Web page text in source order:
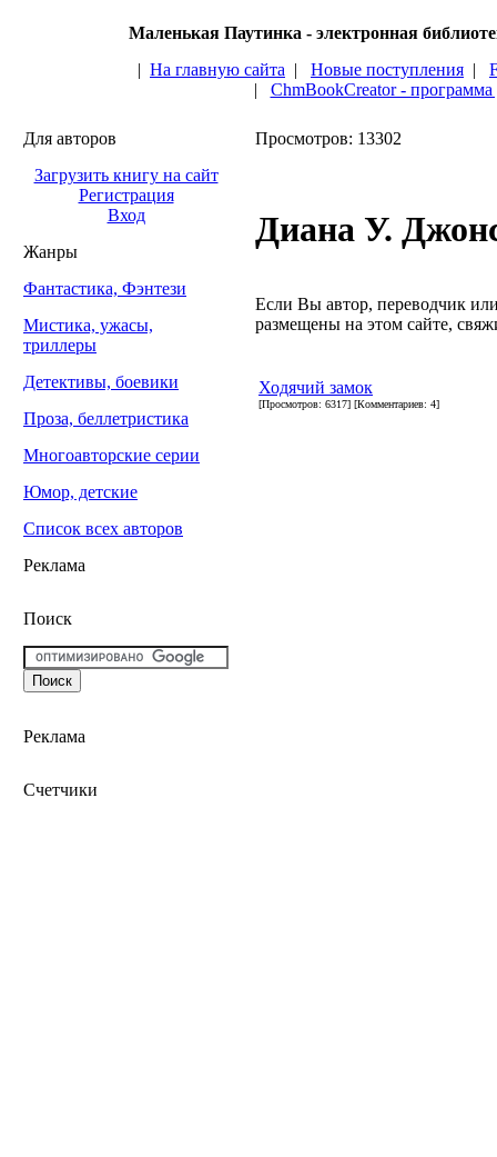
Маленькая Паутинка - электронная
| На главную сайта | Новые поступления |
| ChmBookCreator -
Для авторов
Загрузить книгу на сайт
Регистрация
Вход
Жанры
Фантастика, Фэнтези
Мистика, ужасы,
триллеры
Детективы, боевики
Проза, беллетристика
Многоавторские серии
Юмор, детские
Список всех авторов
Реклама
Поиск
Реклама
Счетчики
Просмотров: 13302
Диана У.
Если Вы автор, переводчик
размещены на этом сайте,
Ходячий замок
[Просмотров: 6317] [Комментариев: 4]